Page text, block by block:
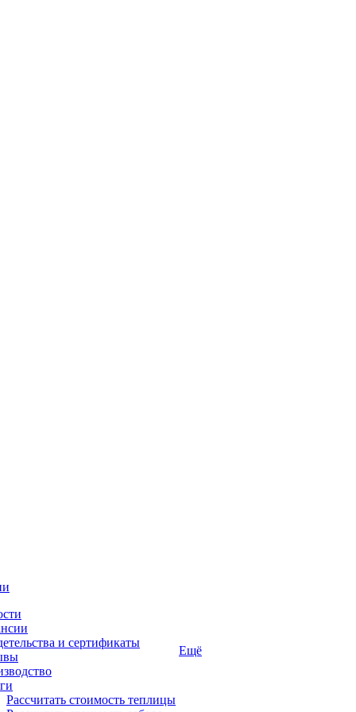
и сертификаты
Рассчитать стоимость теплицы
Ещё